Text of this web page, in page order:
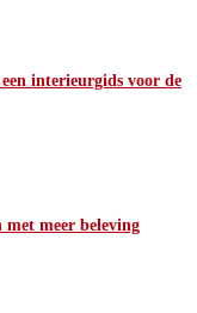
interieurgids voor de
meer beleving